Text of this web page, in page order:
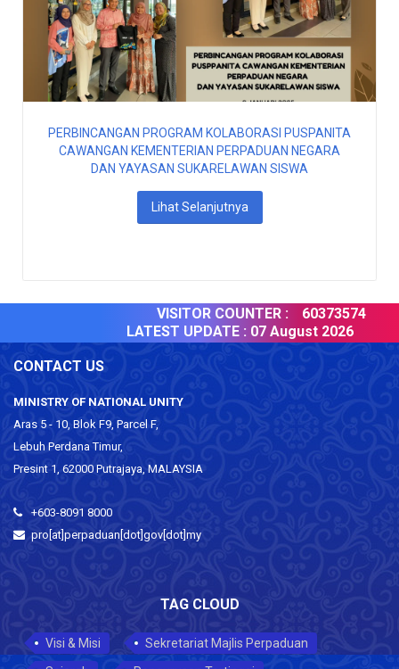
PERBINCANGAN PROGRAM KOLABORASI PUSPANITA
CAWANGAN KEMENTERIAN PERPADUAN NEGARA
DAN YAYASAN SUKARELAWAN SISWA
Lihat Selanjutnya
VISITOR COUNTER :
60373574
LATEST UPDATE :07 August 2026
CONTACT US
MINISTRY OF NATIONAL UNITY
Aras 5 - 10, Blok F9, Parcel F,
Lebuh Perdana Timur,
Presint 1, 62000 Putrajaya, MALAYSIA
+603-8091 8000
pro[at]perpaduan[dot]gov[dot]my
TAG CLOUD
Visi & Misi
Sekretariat Majlis Perpaduan